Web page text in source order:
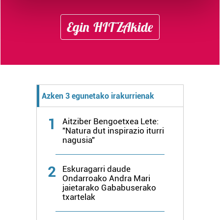
Guk eta gure bazkideek zure datu pertsonalak
produktuak garatzeko. Zure datuak nork eta zertarako
Bazkide batzuek ez dizute baimenik eskatzen, eta beren
interes komertzial legitimoetan babesten dira. Ikusi gure
dezakezun ikusteko.
Lortu zure datu pertsonalak prozesatzeko moduari
buruzko informazio gehiago eta ezarri zure lehentasunak
Egin HITZAkide
Azken 3 egunetako irakurrienak
1
Aitziber Bengoetxea Lete:
"Natura dut inspirazio iturri
nagusia"
2
Eskuragarri daude
Ondarroako Andra Mari
jaietarako Gababuserako
txartelak